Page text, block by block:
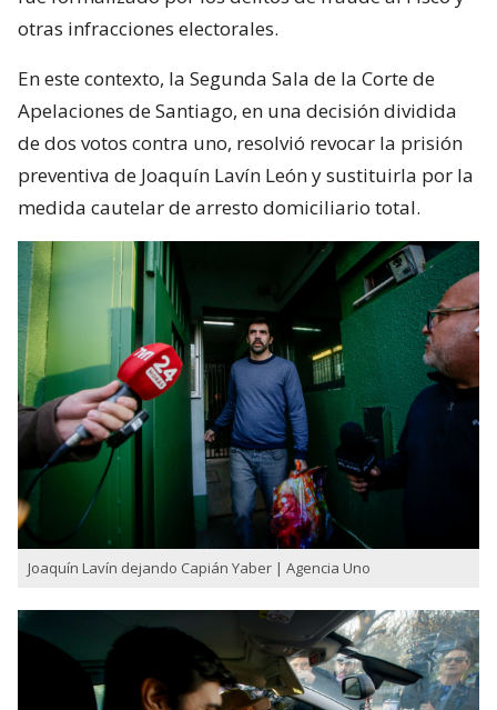
otras infracciones electorales.
En este contexto, la Segunda Sala de la Corte de
Apelaciones de Santiago, en una decisión dividida
de dos votos contra uno, resolvió revocar la prisión
preventiva de Joaquín Lavín León y sustituirla por la
medida cautelar de arresto domiciliario total.
Joaquín Lavín dejando Capián Yaber | Agencia Uno